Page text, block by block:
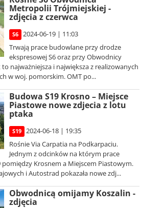
Metropolii Trójmiejskiej -
zdjęcia z czerwca
S6
2024-06-19 | 11:03
Trwają prace budowlane przy drodze
ekspresowej S6 oraz przy Obwodnicy
najważniejsza i największa z realizowanych
w woj. pomorskim. OMT po...
Budowa S19 Krosno – Miejsce
Piastowe nowe zdjecia z lotu
ptaka
S19
2024-06-18 | 19:35
Rośnie Via Carpatia na Podkarpaciu.
Jednym z odcinków na którym prace
Krosnem a Miejscem Piastowym.
i Autostrad pokazała nowe zdj...
Obwodnicą omijamy Koszalin -
zdjęcia